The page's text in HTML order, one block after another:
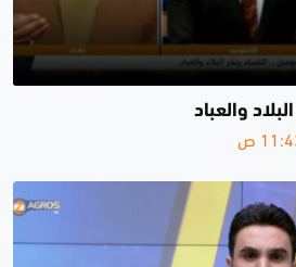
والعباد